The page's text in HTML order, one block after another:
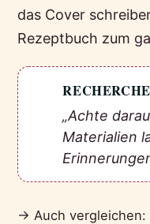
das Cover
Rezeptbuch zum
„Achte
Materialien
→ Auch vergleichen: